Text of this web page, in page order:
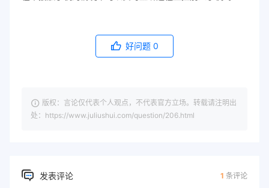
好问题 0
版权：言论仅代表个人观点，不代表官方立场。转载请注明出
处：https://www.juliushui.com/question/206.html
发表评论 1 条评论